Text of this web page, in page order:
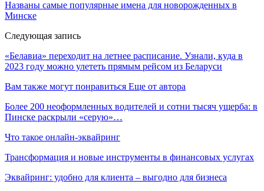
Названы самые популярные имена для новорожденных в
Минске
Следующая запись
«Белавиа» переходит на летнее расписание. Узнали, куда в
2023 году можно улететь прямым рейсом из Беларуси
Вам также могут понравиться Еще от автора
Более 200 неоформленных водителей и сотни тысяч ущерба: в
Пинске раскрыли «серую»…
Что такое онлайн-эквайринг
Трансформация и новые инструменты в финансовых услугах
Эквайринг: удобно для клиента – выгодно для бизнеса